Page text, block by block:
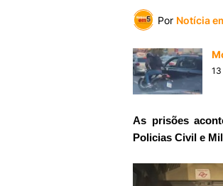
Por Notícia
As prisões
Policias Civil e